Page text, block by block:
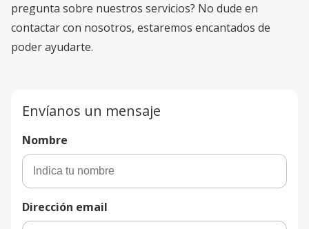
pregunta sobre nuestros servicios? No dude en
contactar con nosotros, estaremos encantados de
poder ayudarte.
Envíanos un mensaje
Nombre
Dirección email